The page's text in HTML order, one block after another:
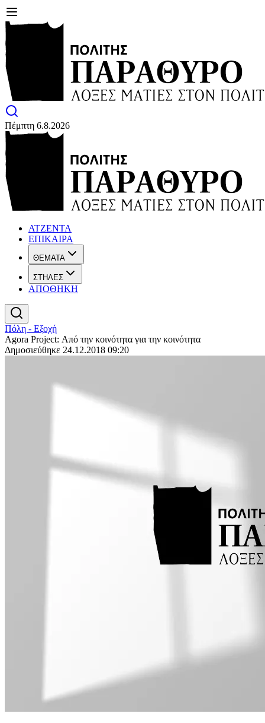
Πέμπτη 6.8.2026
ΑΤΖΕΝΤΑ
ΕΠΙΚΑΙΡΑ
ΘΕΜΑΤΑ
ΣΤΗΛΕΣ
ΑΠΟΘΗΚΗ
Πόλη - Εξοχή
Agora Project: Από την κοινότητα για την κοινότητα
Δημοσιεύθηκε 24.12.2018 09:20